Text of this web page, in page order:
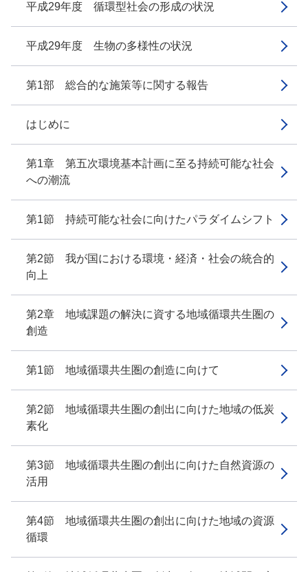
平成29年度 循環型社会の形成の状況
平成29年度 生物の多様性の状況
第1部 総合的な施策等に関する報告
はじめに
第1章 第五次環境基本計画に至る持続可能な社会
への潮流
第1節 持続可能な社会に向けたパラダイムシフト
第2節 我が国における環境・経済・社会の統合的
向上
第2章 地域課題の解決に資する地域循環共生圏の
創造
第1節 地域循環共生圏の創造に向けて
第2節 地域循環共生圏の創出に向けた地域の低炭
素化
第3節 地域循環共生圏の創出に向けた自然資源の
活用
第4節 地域循環共生圏の創出に向けた地域の資源
循環